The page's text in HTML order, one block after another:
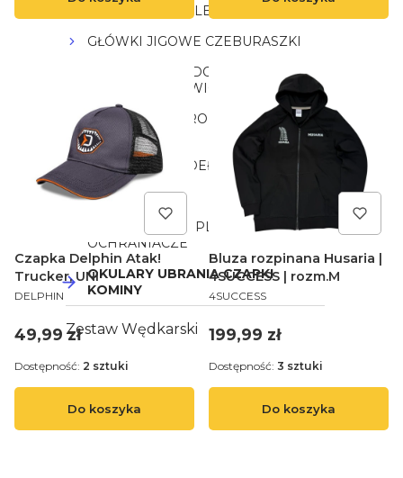
SPINNINGOWE LEADERY
GŁÓWKI JIGOWE CZEBURASZKI
KOTWICE HAKI DOZBROJKI I
OCHRONA KOTWIC
DROPSHOT CAROLINA TEXAS
OFFSET
SKRZYNKI I PUDEŁKA
SPŁAWIKI
BAGAŻE TORBY PLECAKI
OCHRANIACZE
OKULARY UBRANIA CZAPKI
KOMINY
Zestaw Wędkarski
Czapka Delphin Atak!
Trucker, UNI
PRODUCENT
DELPHIN
Cena
49,99 zł
Do koszyka
Dostępność: 2 sztuki
Bluza rozpinana Husaria |
4SUCCESS | rozm.M
PRODUCENT
4SUCCESS
Cena
199,99 zł
Do koszyka
Dostępność: 3 sztuki